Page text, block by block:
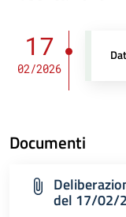
17
02/2026
Documenti
del 17/02/